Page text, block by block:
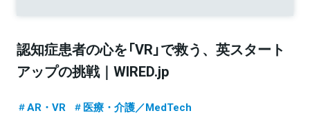
認知症患者の心を「VR」で救う、英スタート
アップの挑戦｜WIRED.jp
AR・VR 医療・介護／MedTech